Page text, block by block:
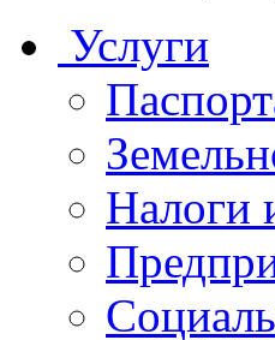
Услуги
Налоги